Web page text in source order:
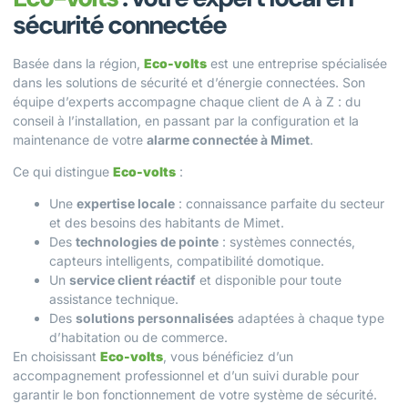
sécurité connectée
Basée dans la région, Eco-volts est une entreprise spécialisée
dans les solutions de sécurité et d’énergie connectées. Son
équipe d’experts accompagne chaque client de A à Z : du
conseil à l’installation, en passant par la configuration et la
maintenance de votre alarme connectée à Mimet.
Ce qui distingue Eco-volts :
Une expertise locale : connaissance parfaite du secteur
et des besoins des habitants de Mimet.
Des technologies de pointe : systèmes connectés,
capteurs intelligents, compatibilité domotique.
Un service client réactif et disponible pour toute
assistance technique.
Des solutions personnalisées adaptées à chaque type
d’habitation ou de commerce.
En choisissant Eco-volts , vous bénéficiez d’un
accompagnement professionnel et d’un suivi durable pour
garantir le bon fonctionnement de votre système de sécurité.